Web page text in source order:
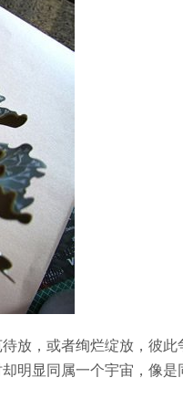
放，或者绚烂绽放，彼此
明显同属一个宇宙，像是